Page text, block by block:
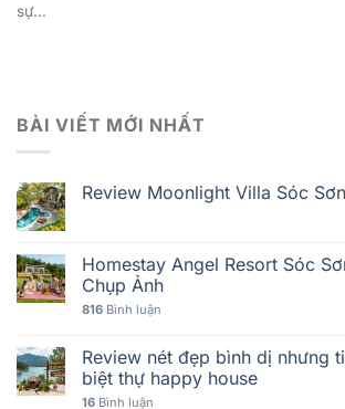
sự...
BÀI VIẾT MỚI NHẤT
Review Moonlight Villa Sóc
Homestay Angel Resort Sóc
Chụp Ảnh
816 Bình luận
Review nét đẹp bình dị nhưng
biệt thự happy house
16 Bình luận